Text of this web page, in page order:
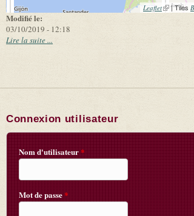
Leaflet(link is
| Tiles
Modifié le:
03/10/2019 - 12:18
Lire la suite ...
Pages
Connexion utilisateur
Nom d'utilisateur*
Mot de passe*